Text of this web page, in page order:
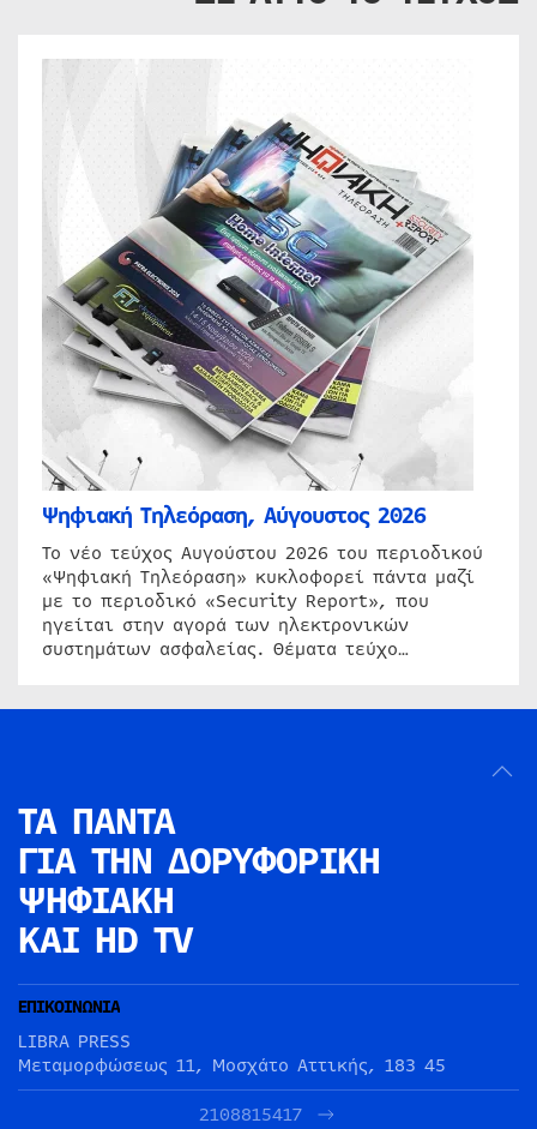
Ψηφιακή Τηλεόραση, Αύγουστος 2026
Το νέο τεύχος Αυγούστου 2026 του περιοδικού
«Ψηφιακή Τηλεόραση» κυκλοφορεί πάντα μαζί
με το περιοδικό «Security Report», που
ηγείται στην αγορά των ηλεκτρονικών
συστημάτων ασφαλείας. Θέματα τεύχο…
ΤΑ ΠΑΝΤΑ
ΓΙΑ ΤΗΝ ΔΟΡΥΦΟΡΙΚΗ
ΨΗΦΙΑΚΗ
ΚΑΙ HD TV
ΕΠΙΚΟΙΝΩΝΙΑ
LIBRA PRESS
Μεταμορφώσεως 11, Μοσχάτο Αττικής, 183 45
2108815417